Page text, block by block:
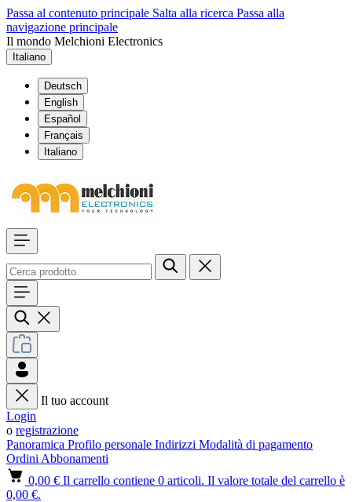
Passa al contenuto principale Salta alla ricerca Passa alla
navigazione principale
Il mondo Melchioni Electronics
Italiano
Deutsch
English
Español
Français
Italiano
Il tuo account
Login
o registrazione
Panoramica Profilo personale Indirizzi Modalità di pagamento
Ordini Abbonamenti
0,00 € Il carrello contiene 0 articoli. Il valore totale del carrello è
0,00 €.